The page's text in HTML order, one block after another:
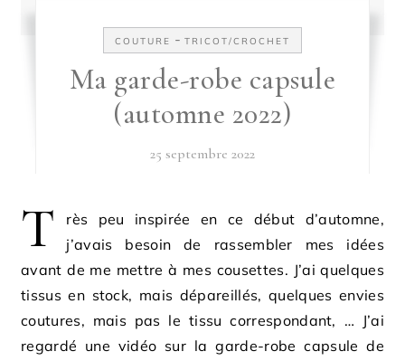
COUTURE - TRICOT/CROCHET
Ma garde-robe capsule
(automne 2022)
25 septembre 2022
T
rès peu inspirée en ce début d’automne,
j’avais besoin de rassembler mes idées
avant de me mettre à mes cousettes. J’ai quelques
tissus en stock, mais dépareillés, quelques envies
coutures, mais pas le tissu correspondant, … J’ai
regardé une vidéo sur la garde-robe capsule de